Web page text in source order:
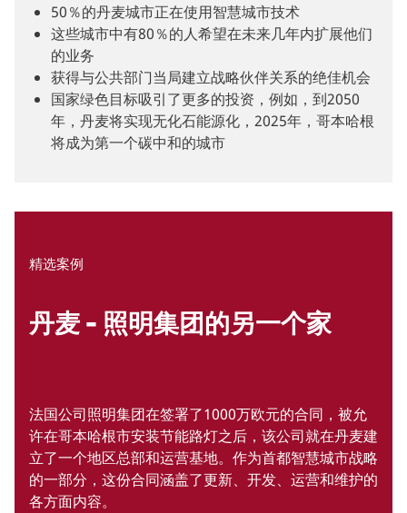
50％的丹麦城市正在使用智慧城市技术
这些城市中有80％的人希望在未来几年内扩展他们
的业务
获得与公共部门当局建立战略伙伴关系的绝佳机会
国家绿色目标吸引了更多的投资，例如，到2050
年，丹麦将实现无化石能源化，2025年，哥本哈根
将成为第一个碳中和的城市
精选案例
丹麦 - 照明集团的另一个家
法国公司照明集团在签署了1000万欧元的合同，被允
许在哥本哈根市安装节能路灯之后，该公司就在丹麦建
立了一个地区总部和运营基地。作为首都智慧城市战略
的一部分，这份合同涵盖了更新、开发、运营和维护的
各方面内容。